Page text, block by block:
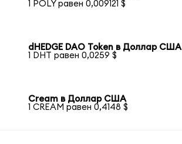
1 POLY равен 0,009121 $
dHEDGE DAO Token в Доллар США
1 DHT равен 0,0259 $
Cream в Доллар США
1 CREAM равен 0,4148 $